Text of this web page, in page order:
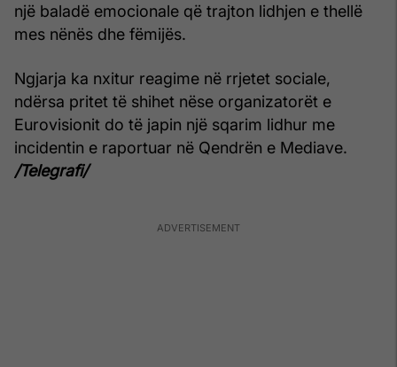
një baladë emocionale që trajton lidhjen e thellë
mes nënës dhe fëmijës.
Ngjarja ka nxitur reagime në rrjetet sociale,
ndërsa pritet të shihet nëse organizatorët e
Eurovisionit do të japin një sqarim lidhur me
incidentin e raportuar në Qendrën e Mediave.
/Telegrafi/